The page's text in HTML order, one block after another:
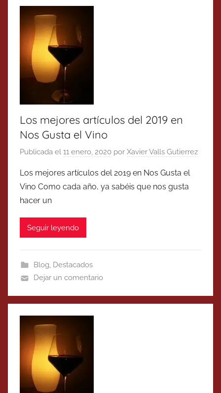
Los mejores artículos del 2019 en
Nos Gusta el Vino
Publicada el 11 enero, 2020 por Xavier Valls Gutierrez
Los mejores artículos del 2019 en Nos Gusta el
Vino Como cada año, ya sabéis que nos gusta
hacer un
Seguir leyendo
Blog, Destacados
Dejar un comentario